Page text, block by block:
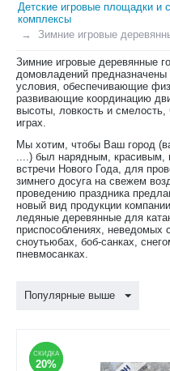
Детские игровые площадки и
комплексы
Зимние игровые
Зимние игровые деревянные
домовладений
условия, обеспечивающие
развивающие координацию
высоты, ловкость и
играх.
Мы хотим, чтобы Ваш город
....) был нарядным, красивым,
встречи Нового Года, для
зимнего досуга на свежем
проведению праздника
новый вид продукции
ледяные деревянные для
приспособлениях, неведомых
сноутьюбах, боб-санках,
пневмосанках.
Популярные выше
СКИДКА
20%
СКИДКА
20%